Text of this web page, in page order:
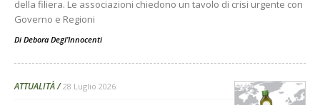
della filiera. Le associazioni chiedono un tavolo di crisi urgente con
Governo e Regioni
Di Debora Degl’Innocenti
ATTUALITÀ 28 Luglio 2026